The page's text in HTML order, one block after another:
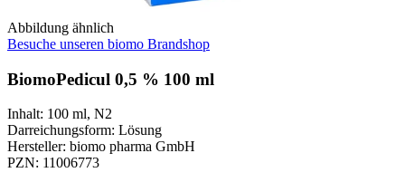
Abbildung ähnlich
Besuche unseren biomo Brandshop
BiomoPedicul 0,5 % 100 ml
Inhalt: 100 ml, N2
Darreichungsform: Lösung
Hersteller: biomo pharma GmbH
PZN: 11006773